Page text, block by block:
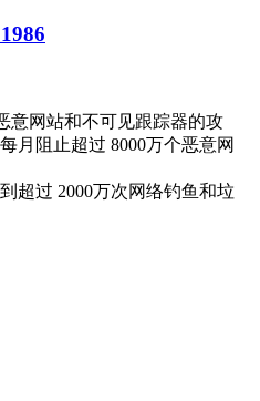
意网站和不可见跟踪器的攻
月阻止超过 8000万个恶意网
超过 2000万次网络钓鱼和垃